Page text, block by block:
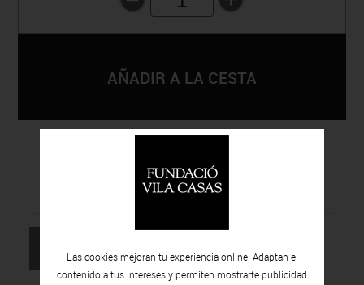
LISTADO
INFORMACIÓN
Las cookies mejoran tu experiencia online. Adaptan el
contenido a tus intereses y permiten mostrarte publicidad